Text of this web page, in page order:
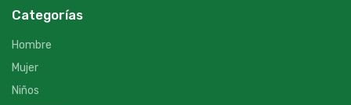
Categorías
Hombre
Mujer
Niños